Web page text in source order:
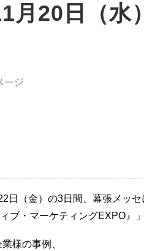
月20日（水
日（金）の3日間、幕張メッセ
ブ・マーケティングEXPO』
様の事例、